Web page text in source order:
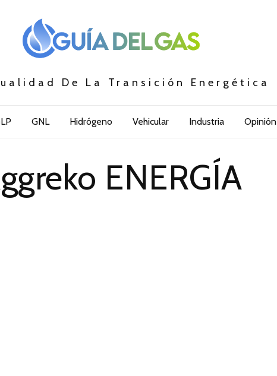
De La Transición Energética
GNL Hidrógeno Vehicular Industria Opinión
ENERGÍA